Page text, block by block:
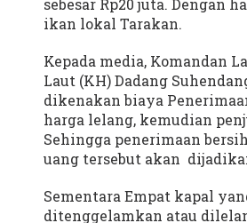
h
i
p
n
a
sebesar Rp20 juta. Dengan
ikan lokal Tarakan.
Kepada media, Komandan
Laut (KH) Dadang
dikenakan biaya
harga lelang, kemudian
Sehingga penerimaan
uang tersebut akan
Sementara Empat kapal
ditenggelamkan atau